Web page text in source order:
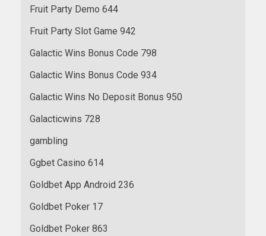
Fruit Party Demo 644
Fruit Party Slot Game 942
Galactic Wins Bonus Code 798
Galactic Wins Bonus Code 934
Galactic Wins No Deposit Bonus 950
Galacticwins 728
gambling
Ggbet Casino 614
Goldbet App Android 236
Goldbet Poker 17
Goldbet Poker 863